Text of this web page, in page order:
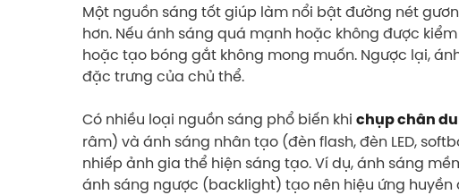
Một nguồn sáng tốt giúp làm nổi bật đường nét
hơn. Nếu ánh sáng quá mạnh hoặc không được
hoặc tạo bóng gắt không mong muốn. Ngược lại,
đặc trưng của chủ thể.
Có nhiều loại nguồn sáng phổ biến khi chụp chân
râm) và ánh sáng nhân tạo (đèn flash, đèn LED,
nhiếp ảnh gia thể hiện sáng tạo. Ví dụ, ánh sáng
ánh sáng ngược (backlight) tạo nên hiệu ứng huyền